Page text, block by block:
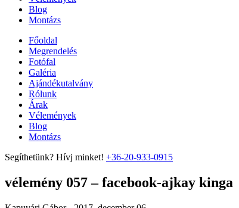
Blog
Montázs
Főoldal
Megrendelés
Fotófal
Galéria
Ajándékutalvány
Rólunk
Árak
Vélemények
Blog
Montázs
Segíthetünk? Hívj minket! +36-20-933-0915
vélemény 057 – facebook-ajkay kinga